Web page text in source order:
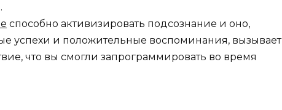
способно активизировать подсознание и оно,
успехи и положительные воспоминания, вызывает
что вы смогли запрограммировать во время